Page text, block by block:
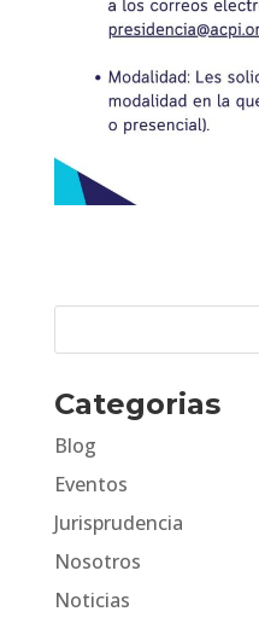
Categorias
Blog
Eventos
Jurisprudencia
Nosotros
Noticias